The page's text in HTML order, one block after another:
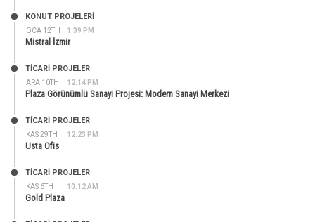
OCA 12TH 1:39 PM
KONUT PROJELERI
Mistral İzmir
ARA 10TH 12:14 PM
TİCARİ PROJELER
Plaza Görünümlü Sanayi Projesi: Modern Sanayi Merkezi
KAS 29TH 12:23 PM
TİCARİ PROJELER
Usta Ofis
KAS 6TH 10:12 AM
TİCARİ PROJELER
Gold Plaza